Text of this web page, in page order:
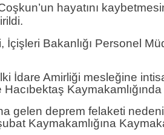
hayatını
Bakanlığı Personel
İdare Amirliği mesleğine
Kaymakamlığında
gelen deprem felaketi
Kaymakamlığına